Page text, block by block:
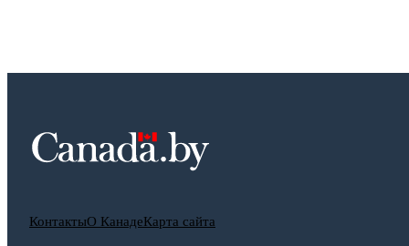
КонтактыО КанадеКарта сайта